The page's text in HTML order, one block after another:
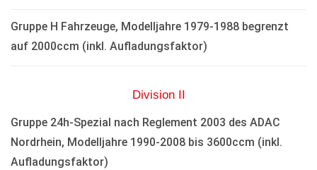
Gruppe H Fahrzeuge, Modelljahre 1979-1988 begrenzt
auf 2000ccm (inkl. Aufladungsfaktor)
Division II
Gruppe 24h-Spezial nach Reglement 2003 des ADAC
Nordrhein, Modelljahre 1990-2008 bis 3600ccm (inkl.
Aufladungsfaktor)